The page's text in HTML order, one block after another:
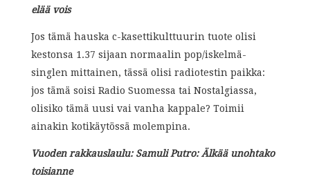
elää vois
Jos tämä hauska c-kasettikulttuurin tuote olisi
kestonsa 1.37 sijaan normaalin pop/iskelmä-
singlen mittainen, tässä olisi radiotestin paikka:
jos tämä soisi Radio Suomessa tai Nostalgiassa,
olisiko tämä uusi vai vanha kappale? Toimii
ainakin kotikäytössä molempina.
Vuoden rakkauslaulu: Samuli Putro: Älkää unohtako
toisianne